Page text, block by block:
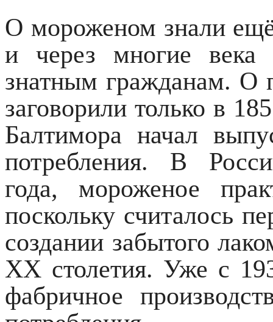
О мороженом знали
и через многие века
знатным гражданам. О
заговорили только в
Балтимора начал
потребления. В
года, мороженое
поскольку считалось
создании забытого
XX столетия. Уже с
фабричное